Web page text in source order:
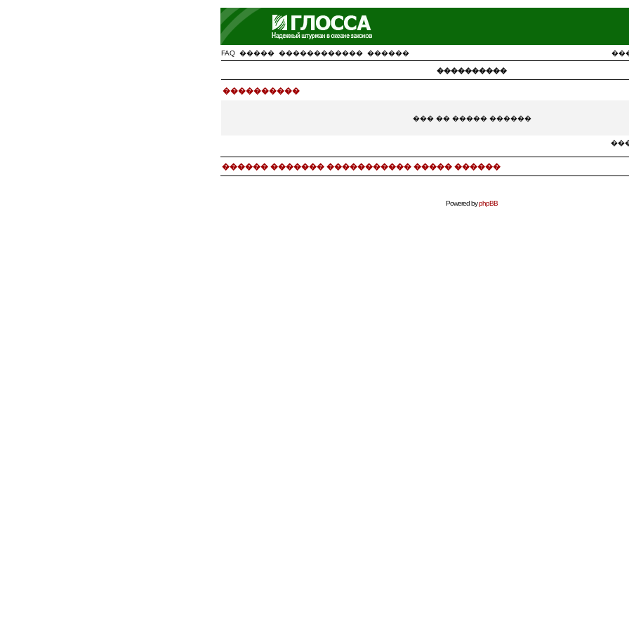
FAQ ����� ������������ ������
����������
����������
��� �� ����� ������
������ ������� ����������� ����� ������
Powered byphpBB